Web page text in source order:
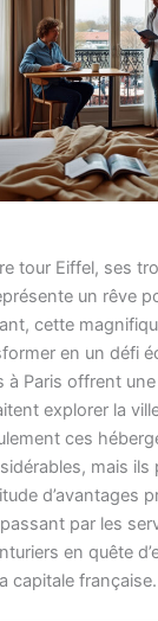
tour Eiffel, ses
un rêve
cette
en un défi
à Paris offrent
explorer la
ces
mais ils
d’avantages
par les
en quête
capitale française.